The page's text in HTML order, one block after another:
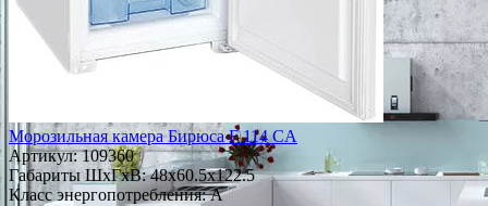
Морозильная камера Бирюса F 114 CA
Артикул:109360
Габариты ШxГxВ: 48x60.5x122.5
Класс энергопотребления: A